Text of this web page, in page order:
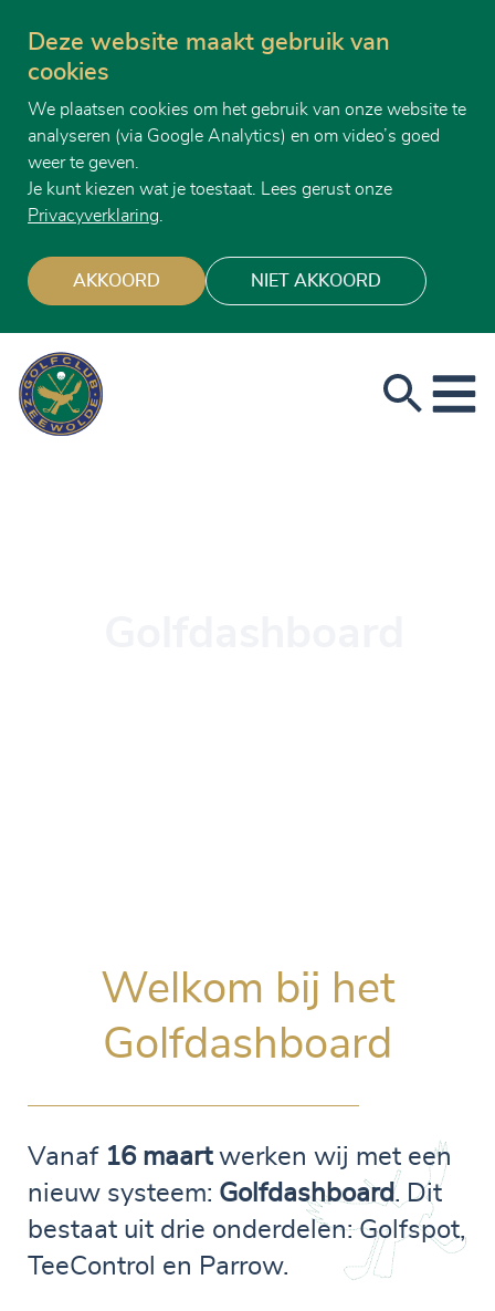
Deze website maakt gebruik van
cookies
We plaatsen cookies om het gebruik van onze website te
analyseren (via Google Analytics) en om video’s goed
weer te geven.
Je kunt kiezen wat je toestaat. Lees gerust onze
Privacyverklaring
AKKOORD NIET AKKOORD
Welkom bij het
Golfdashboard
Vanaf 16 maartwerken wij met een
nieuw systeem: Golfdashboard. Dit
bestaat uit drie onderdelen: Golfspot,
TeeControl en Parrow.